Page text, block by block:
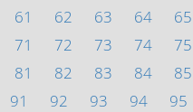
61
62 63 64 65
71
72 73 74 75
81
82 83 84 85
91
92 93 94 95